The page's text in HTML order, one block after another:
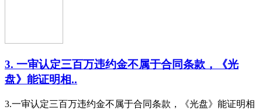
3. 一审认定三百万违约金不属于合同条款，《光
盘》能证明相..
3.一审认定三百万违约金不属于合同条款，《光盘》能证明相